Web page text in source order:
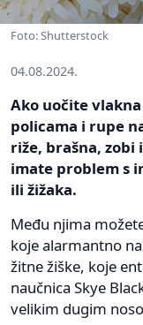
Foto: Shutterstock
04.08.2024.
Ako uočite
policama i rupe
riže, brašna, zobi
imate problem s
ili žižaka.
Među njima
koje alarmantno
žitne žiške, koje
naučnica Skye
velikim dugim